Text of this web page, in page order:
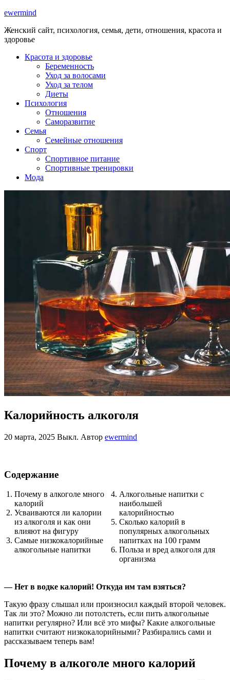
ewermind
Женский сайт, психология, семья, дети, отношения, красота и
здоровье
Красота и здоровье
Беременность
Уход за волосами
Уход за телом
Диеты
Психология
Отношения
Саморазвитие
Семья
Семейные отношения
Спорт
Спортивное питание
Спортивные тренировки
Мода
Калорийность алкоголя
20 марта, 2025 Выкл. Автор ewermind
Содержание
Почему в алкоголе много
калорий
Усваиваются ли калории
из алкоголя и как они
влияют на фигуру
Самые низкокалорийные
алкогольные напитки
Алкогольные напитки с
наибольшей
калорийностью
Сколько калорий в
популярных алкогольных
напитках на 100 грамм
Польза и вред алкоголя для
организма
— Нет в водке калорий! Откуда им там взяться?
Такую фразу слышал или произносил каждый второй человек.
Так ли это? Можно ли потолстеть, если пить алкогольные
напитки регулярно? Или всё это мифы? Какие алкогольные
напитки считают низкокалорийными? Разбирались сами и
рассказываем теперь вам!
Почему в алкоголе много калорий